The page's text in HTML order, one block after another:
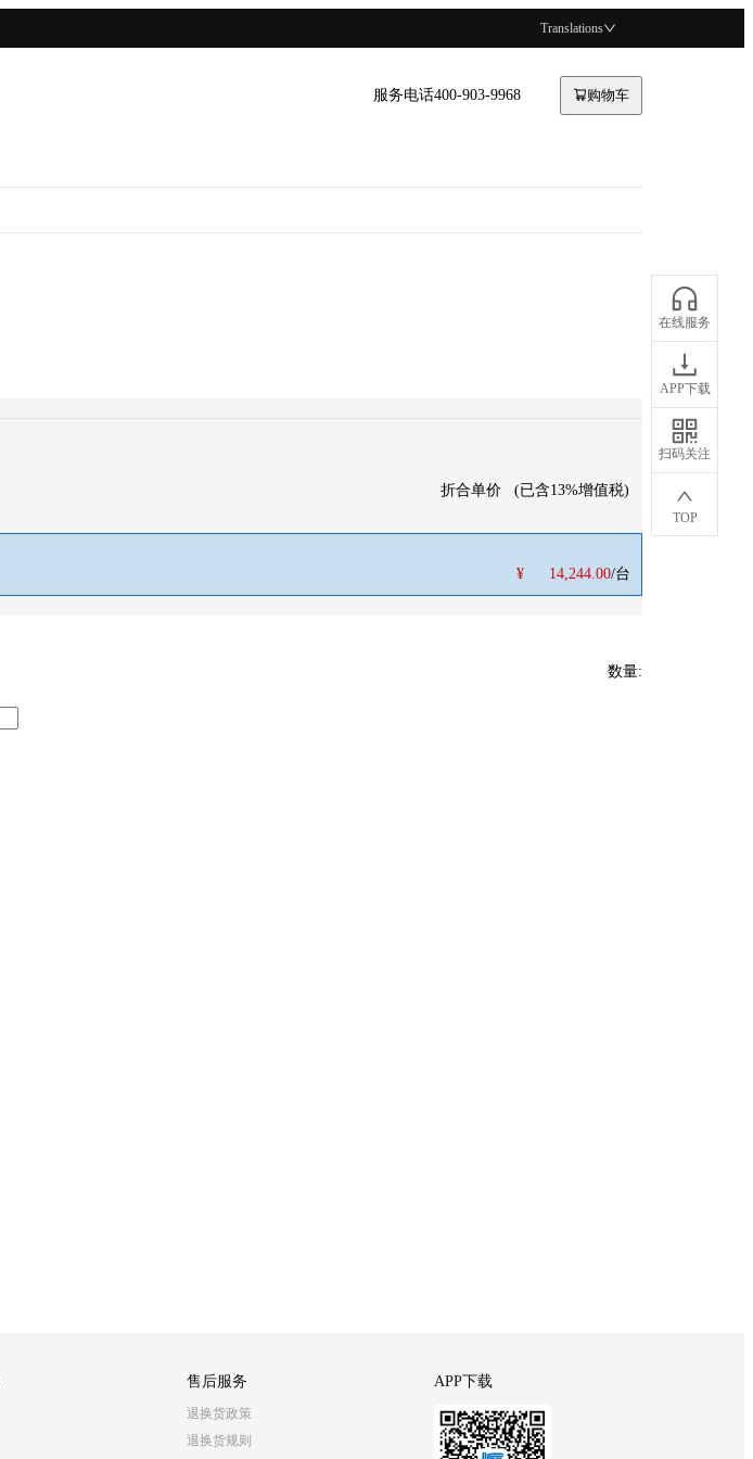
Translations
服务电话400-903-9968 购物车
在线服务
APP下载
扫码关注
TOP
折合单价
(已含13%增值税)
¥
14,244.00/台
数量:
售后服务
退换货政策
退换货规则
APP下载